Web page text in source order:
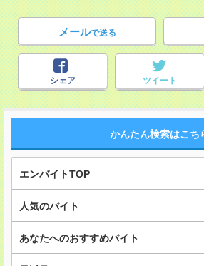
メールで送る
シェア ツイート
かんたん検索はこち
エンバイトTOP
人気のバイト
あなたへのおすすめバイト